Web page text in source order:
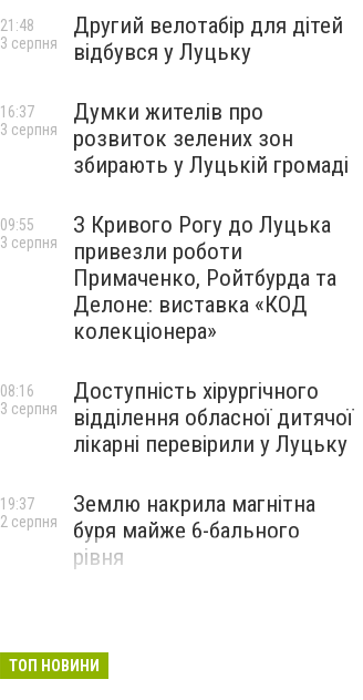
Другий велотабір для дітей
відбувся у Луцьку
21:48
3 серпня
Думки жителів про
розвиток зелених зон
збирають у Луцькій громаді
16:37
3 серпня
З Кривого Рогу до Луцька
привезли роботи
Примаченко, Ройтбурда та
Делоне: виставка «КОД
колекціонера»
09:55
3 серпня
Доступність хірургічного
відділення обласної дитячої
лікарні перевірили у Луцьку
08:16
3 серпня
Землю накрила магнітна
буря майже 6-бального
рівня
19:37
2 серпня
ТОП НОВИНИ